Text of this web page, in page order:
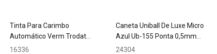
Tinta Para Carimbo
Automático Verm Trodat
28Ml A Base D´Agua
16336
Caneta Uniball De Luxe Micro
Azul Ub-155 Ponta 0,5mm
67700
24304